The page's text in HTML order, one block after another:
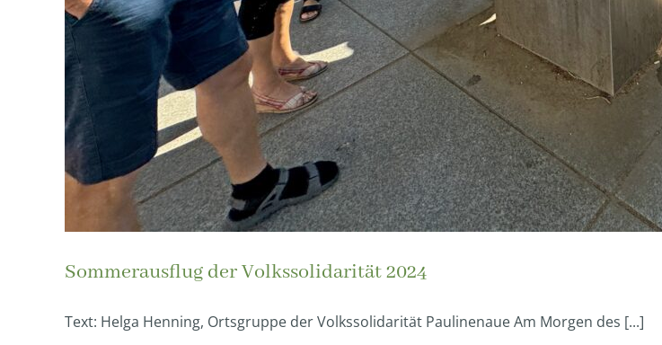
Sommerausflug der Volkssolidarität 2024
Text: Helga Henning, Ortsgruppe der Volkssolidarität Paulinenaue Am Morgen des [...]